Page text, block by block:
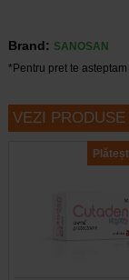
Brand: SANOSAN
*Pentru pret te
VEZI